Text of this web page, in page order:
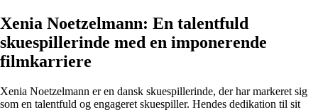
Xenia Noetzelmann: En talentfuld
skuespillerinde med en imponerende
filmkarriere
Xenia Noetzelmann er en dansk skuespillerinde, der har markeret sig
som en talentfuld og engageret skuespiller. Hendes dedikation til sit